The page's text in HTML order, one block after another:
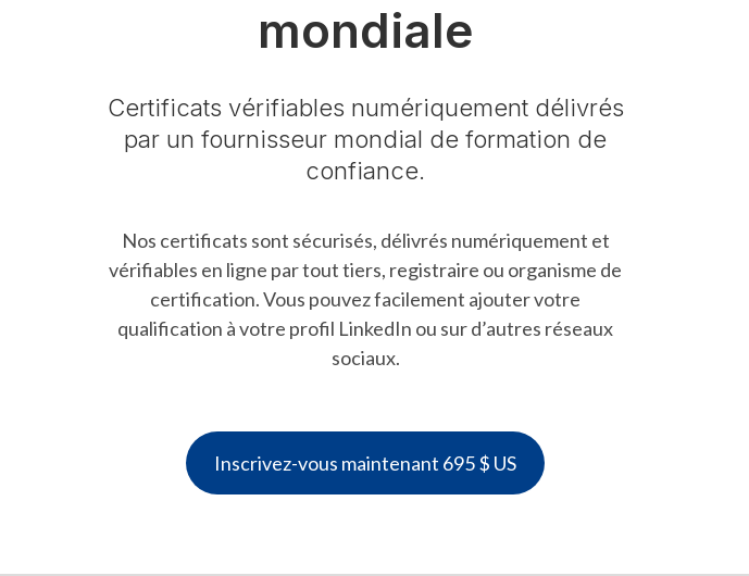
mondiale
Certificats vérifiables numériquement délivrés
par un fournisseur mondial de formation de
confiance.
Nos certificats sont sécurisés, délivrés numériquement et
vérifiables en ligne par tout tiers, registraire ou organisme de
certification. Vous pouvez facilement ajouter votre
qualification à votre profil LinkedIn ou sur d’autres réseaux
sociaux.
Inscrivez-vous maintenant 695 $ US